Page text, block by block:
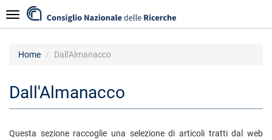
al
contenuto
Navigazione
Home Dall'Almanacco
Dall'Almanacco
Questa sezione raccoglie una selezione di articoli tratti dal web